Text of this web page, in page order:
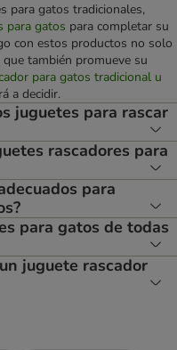
para gatos tradicionales,
para gatos para completar su
con estos productos no solo
también promueve su
para gatos tradicional u
a decidir.
juguetes para rascar
rascadores para
para
para gatos de todas
juguete rascador